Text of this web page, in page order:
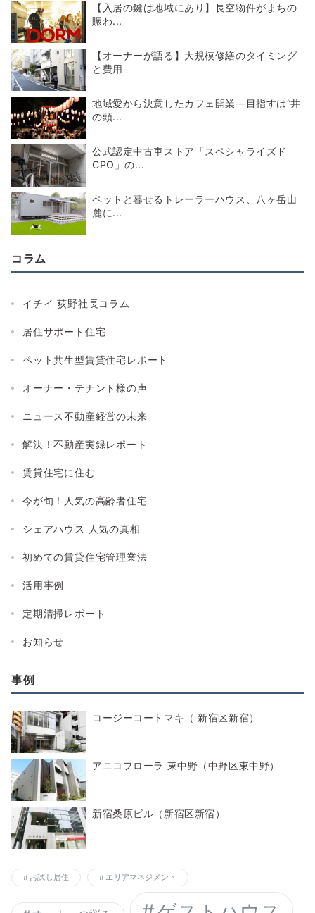
【入居の鍵は地域にあり】長空物件がまちの
賑わ...
【オーナーが語る】大規模修繕のタイミング
と費用
地域愛から決意したカフェ開業―目指すは“井
の頭...
公式認定中古車ストア「スペシャライズド
CPO」の...
ペットと暮せるトレーラーハウス、八ヶ岳山
麓に...
コラム
イチイ 荻野社長コラム
居住サポート住宅
ペット共生型賃貸住宅レポート
オーナー・テナント様の声
ニュース不動産経営の未来
解決！不動産実録レポート
賃貸住宅に住む
今が旬！人気の高齢者住宅
シェアハウス 人気の真相
初めての賃貸住宅管理業法
活用事例
定期清掃レポート
お知らせ
事例
コージーコートマキ（ 新宿区新宿）
アニコフローラ 東中野（中野区東中野）
新宿桑原ビル（新宿区新宿）
お試し居住 エリアマネジメント